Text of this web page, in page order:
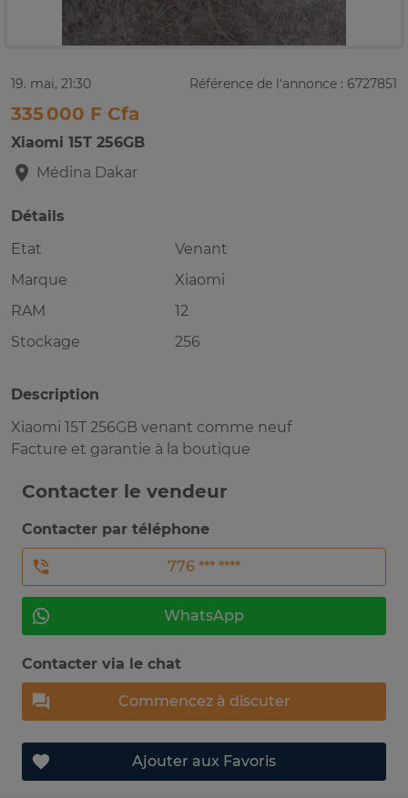
19. mai, 21:30 Référence de l'annonce : 6727851
335 000 F Cfa
Xiaomi 15T 256GB
Médina Dakar
Détails
Etat
Venant
Marque
Xiaomi
RAM
12
Stockage
256
Description
Xiaomi 15T 256GB venant comme neuf
Facture et garantie à la boutique
Contacter le vendeur
Contacter par téléphone
776 *** ****
WhatsApp
Contacter via le chat
Commencez à discuter
Ajouter aux Favoris